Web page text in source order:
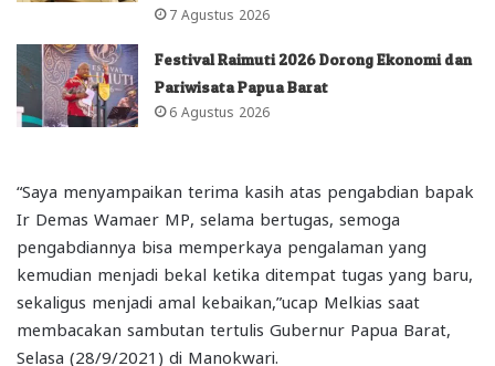
7 Agustus 2026
Festival Raimuti 2026 Dorong Ekonomi dan
Pariwisata Papua Barat
6 Agustus 2026
“Saya menyampaikan terima kasih atas pengabdian bapak
Ir Demas Wamaer MP, selama bertugas, semoga
pengabdiannya bisa memperkaya pengalaman yang
kemudian menjadi bekal ketika ditempat tugas yang baru,
sekaligus menjadi amal kebaikan,”ucap Melkias saat
membacakan sambutan tertulis Gubernur Papua Barat,
Selasa (28/9/2021) di Manokwari.